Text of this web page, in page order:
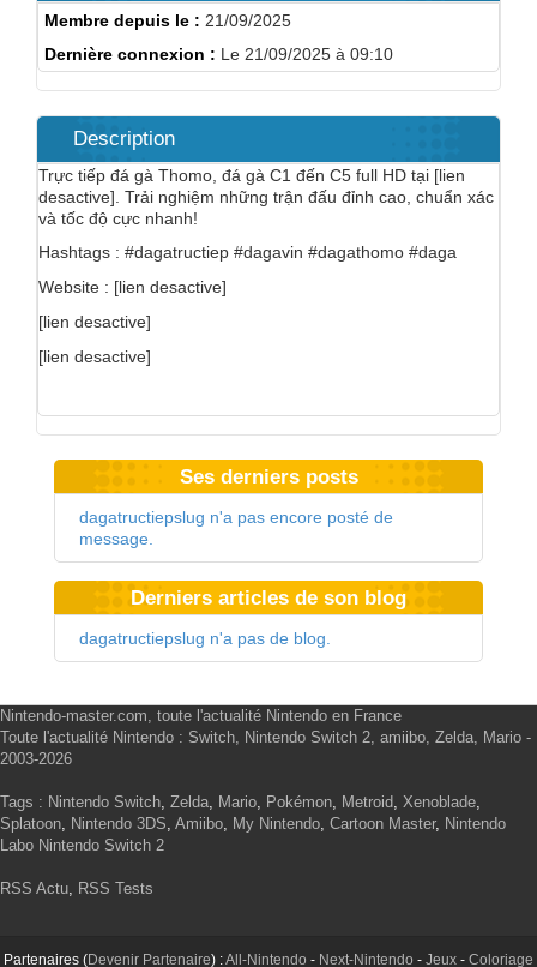
Membre depuis le : 21/09/2025
Dernière connexion : Le 21/09/2025 à 09:10
Description
Trực tiếp đá gà Thomo, đá gà C1 đến C5 full HD tại [lien
desactive]. Trải nghiệm những trận đấu đỉnh cao, chuẩn xác
và tốc độ cực nhanh!
Hashtags : #dagatructiep #dagavin #dagathomo #daga
Website : [lien desactive]
[lien desactive]
[lien desactive]
Ses derniers posts
dagatructiepslug n'a pas encore posté de
message.
Derniers articles de son blog
dagatructiepslug n'a pas de blog.
Nintendo-master.com, toute l'actualité Nintendo en France
Toute l'actualité Nintendo : Switch, Nintendo Switch 2, amiibo, Zelda, Mario -
2003-2026
Tags : Nintendo Switch, Zelda, Mario, Pokémon, Metroid, Xenoblade,
Splatoon, Nintendo 3DS, Amiibo, My Nintendo, Cartoon Master, Nintendo
Labo Nintendo Switch 2
RSS Actu, RSS Tests
Partenaires (Devenir Partenaire) :All-Nintendo - Next-Nintendo - Jeux - Coloriage